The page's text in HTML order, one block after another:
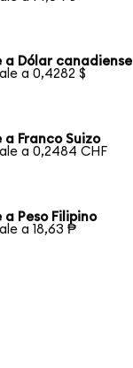
a Dólar canadiense
a 0,4282 $
a Franco Suizo
a 0,2484 CHF
a Peso Filipino
a 18,63 ₱